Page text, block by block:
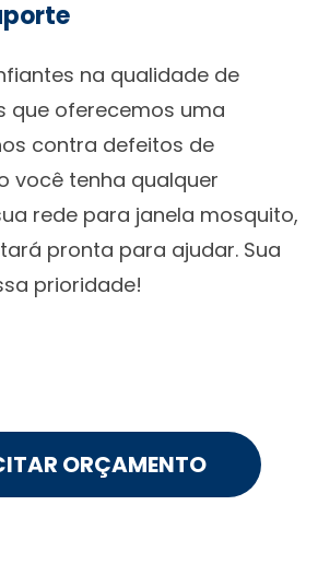
na qualidade de
que oferecemos uma
contra defeitos de
você tenha qualquer
rede para janela mosquito,
pronta para ajudar. Sua
prioridade!
ORÇAMENTO